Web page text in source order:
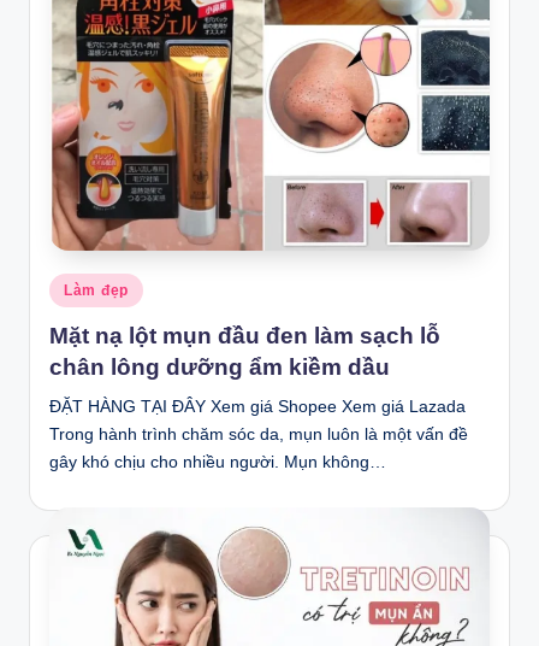
Posted
in
Làm đẹp
Mặt nạ lột mụn đầu đen làm sạch lỗ
chân lông dưỡng ẩm kiềm dầu
ĐẶT HÀNG TẠI ĐÂY Xem giá Shopee Xem giá Lazada
Trong hành trình chăm sóc da, mụn luôn là một vấn đề
gây khó chịu cho nhiều người. Mụn không…